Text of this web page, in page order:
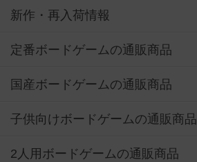
新作・再入荷情報
定番ボードゲームの通販商品
国産ボードゲームの通販商品
子供向けボードゲームの通販商品
2人用ボードゲームの通販商品